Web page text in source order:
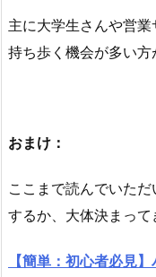
主に大学生さんや営
持ち歩く機会が多い方
おまけ：
ここまで読んでいた
するか、大体決まっ
【簡単：初心者必見